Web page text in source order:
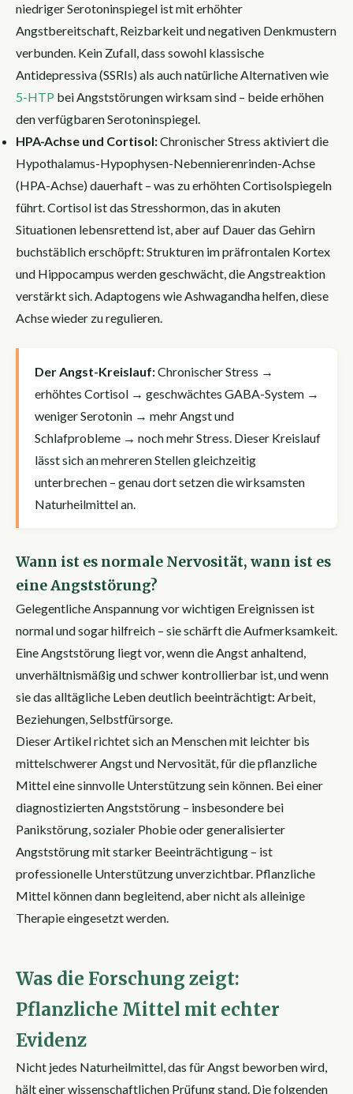
niedriger Serotoninspiegel ist mit erhöhter
Angstbereitschaft, Reizbarkeit und negativen Denkmustern
verbunden. Kein Zufall, dass sowohl klassische
Antidepressiva (SSRIs) als auch natürliche Alternativen wie
5-HTP bei Angststörungen wirksam sind – beide erhöhen
den verfügbaren Serotoninspiegel.
HPA-Achse und Cortisol:Chronischer Stress aktiviert die
Hypothalamus-Hypophysen-Nebennierenrinden-Achse
(HPA-Achse) dauerhaft – was zu erhöhten Cortisolspiegeln
führt. Cortisol ist das Stresshormon, das in akuten
Situationen lebensrettend ist, aber auf Dauer das Gehirn
buchstäblich erschöpft: Strukturen im präfrontalen Kortex
und Hippocampus werden geschwächt, die Angstreaktion
verstärkt sich. Adaptogens wie Ashwagandha helfen, diese
Achse wieder zu regulieren.
Der Angst-Kreislauf:Chronischer Stress →
erhöhtes Cortisol → geschwächtes GABA-System →
weniger Serotonin → mehr Angst und
Schlafprobleme → noch mehr Stress. Dieser Kreislauf
lässt sich an mehreren Stellen gleichzeitig
unterbrechen – genau dort setzen die wirksamsten
Naturheilmittel an.
Wann ist es normale Nervosität, wann ist es
eine Angststörung?
Gelegentliche Anspannung vor wichtigen Ereignissen ist
normal und sogar hilfreich – sie schärft die Aufmerksamkeit.
Eine Angststörung liegt vor, wenn die Angst anhaltend,
unverhältnismäßig und schwer kontrollierbar ist, und wenn
sie das alltägliche Leben deutlich beeinträchtigt: Arbeit,
Beziehungen, Selbstfürsorge.
Dieser Artikel richtet sich an Menschen mit leichter bis
mittelschwerer Angst und Nervosität, für die pflanzliche
Mittel eine sinnvolle Unterstützung sein können. Bei einer
diagnostizierten Angststörung – insbesondere bei
Panikstörung, sozialer Phobie oder generalisierter
Angststörung mit starker Beeinträchtigung – ist
professionelle Unterstützung unverzichtbar. Pflanzliche
Mittel können dann begleitend, aber nicht als alleinige
Therapie eingesetzt werden.
Was die Forschung zeigt:
Pflanzliche Mittel mit echter
Evidenz
Nicht jedes Naturheilmittel, das für Angst beworben wird,
hält einer wissenschaftlichen Prüfung stand. Die folgenden